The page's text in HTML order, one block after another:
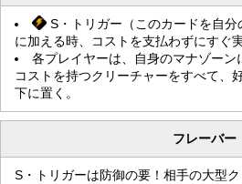
S・トリガー（このカードを自
に加える時、コストを支払わずにすぐ
各プレイヤーは、自身のマナゾー
コストを持つクリーチャーをすべて、
下に置く。
フレーバー
S・トリガーは防御の要！相手の大型